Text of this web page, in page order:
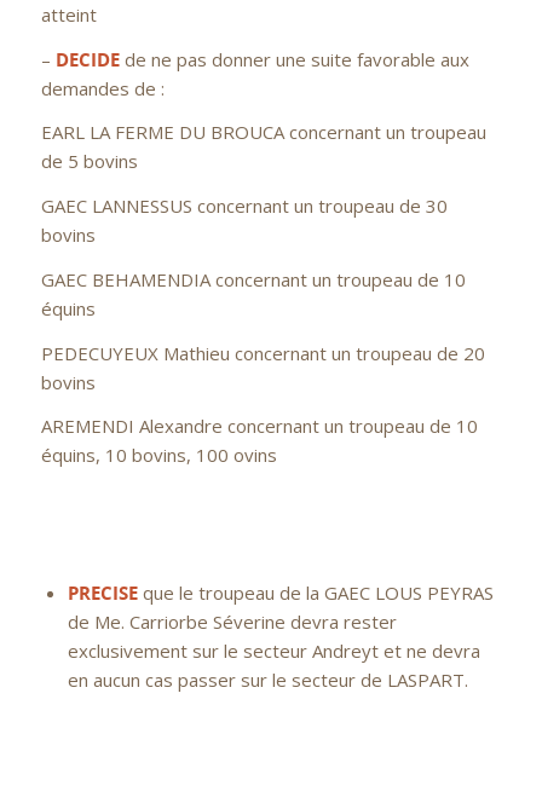
atteint
– DECIDEde ne pas donner une suite favorable aux
demandes de :
EARL LA FERME DU BROUCA concernant un troupeau
de 5 bovins
GAEC LANNESSUS concernant un troupeau de 30
bovins
GAEC BEHAMENDIA concernant un troupeau de 10
équins
PEDECUYEUX Mathieu concernant un troupeau de 20
bovins
AREMENDI Alexandre concernant un troupeau de 10
équins, 10 bovins, 100 ovins
PRECISE que le troupeau de la GAEC LOUS PEYRAS
de Me. Carriorbe Séverine devra rester
exclusivement sur le secteur Andreyt et ne devra
en aucun cas passer sur le secteur de LASPART.